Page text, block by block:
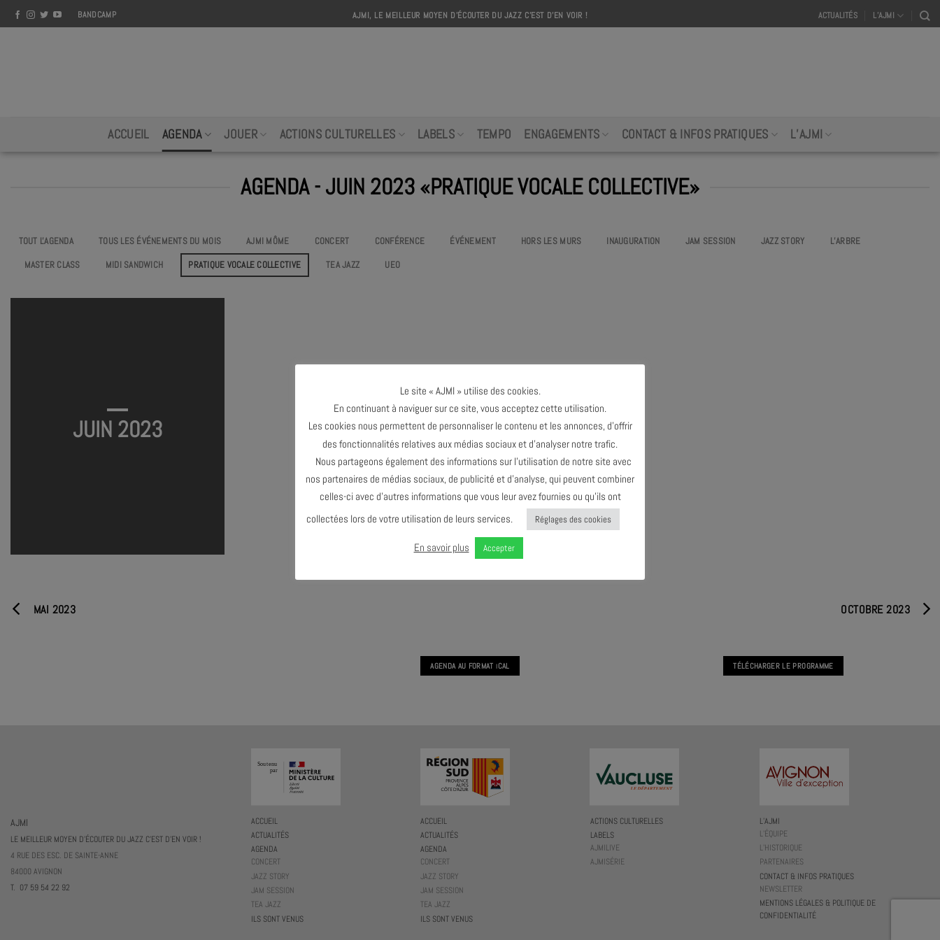
Skip
to
BANDCAMP AJMI, LE MEILLEUR MOYEN D'ÉCOUTER DU JAZZ C'EST D'EN VOIR ! ACTUALITÉS L’AJMI
ACCUEIL AGENDA JOUER ACTIONS CULTURELLES LABELS TEMPO ENGAGEMENTS CONTACT & INFOS PRATIQUES L’AJMI
AGENDA - JUIN 2023 «PRATIQUE VOCALE COLLECTIVE»
TOUT L'AGENDA TOUS LES ÉVÉNEMENTS DU MOIS AJMI MÔME CONCERT CONFÉRENCE ÉVÉNEMENT HORS LES MURS INAUGURATION JAM SESSION JAZZ STORY
L’ARBRE
MASTER CLASS
MIDI SANDWICH PRATIQUE VOCALE COLLECTIVE TEA JAZZ UEO
JUIN 2023
PRATIQUE VOCALE #17
MAI 2023 OCTOBRE 2023
AGENDA AU FORMATICAL TÉLÉCHARGER LE PROGRAMME
AJMI
LE MEILLEUR MOYEN D'ÉCOUTER DU JAZZ C'EST D'EN VOIR !
4 RUE DES ESC. DE SAINTE-ANNE
84000 AVIGNON
T. 07 59 54 22 92
ACCUEIL
ACTUALITÉS
AGENDA
CONCERT
JAZZ STORY
JAM SESSION
TEA JAZZ
ILS SONT VENUS
ACCUEIL
ACTUALITÉS
AGENDA
CONCERT
JAZZ STORY
JAM SESSION
TEA JAZZ
ILS SONT VENUS
ACTIONS CULTURELLES
LABELS
AJMILIVE
AJMISÉRIE
L’AJMI
L’ÉQUIPE
L’HISTORIQUE
PARTENAIRES
CONTACT & INFOS PRATIQUES
NEWSLETTER
MENTIONS LÉGALES & POLITIQUE DE
CONFIDENTIALITÉ
Le site « AJMI » utilise des cookies.
En continuant à naviguer sur ce site, vous acceptez cette utilisation.
Les cookies nous permettent de personnaliser le contenu et les annonces, d’offrir
des fonctionnalités relatives aux médias sociaux et d’analyser notre trafic.
Nous partageons également des informations sur l’utilisation de notre site avec
nos partenaires de médias sociaux, de publicité et d’analyse, qui peuvent combiner
celles-ci avec d’autres informations que vous leur avez fournies ou qu’ils ont
collectées lors de votre utilisation de leurs services.
Réglages des cookies
En savoir plus Accepter